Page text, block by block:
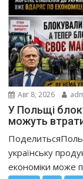
Авг 8, 2026
У Польщі
можуть
українську
економіки може